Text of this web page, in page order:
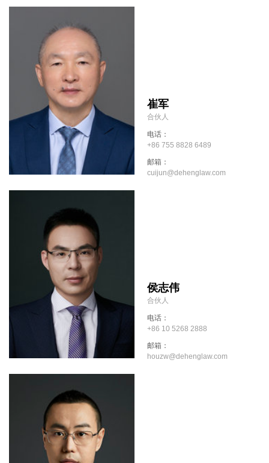
崔军
合伙人
电话：
+86 755 8828 6489
邮箱：
cuijun@dehenglaw.com
侯志伟
合伙人
电话：
+86 10 5268 2888
邮箱：
houzw@dehenglaw.com